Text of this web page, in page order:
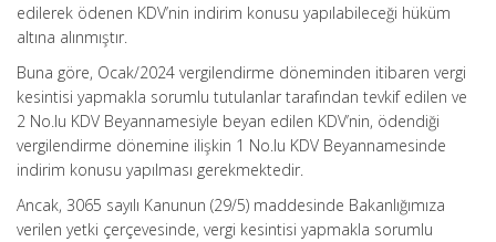
edilerek ödenen KDV’nin indirim konusu yapılabileceği hüküm
altına alınmıştır.
Buna göre, Ocak/2024 vergilendirme döneminden itibaren vergi
kesintisi yapmakla sorumlu tutulanlar tarafından tevkif edilen ve
2 No.lu KDV Beyannamesiyle beyan edilen KDV’nin, ödendiği
vergilendirme dönemine ilişkin 1 No.lu KDV Beyannamesinde
indirim konusu yapılması gerekmektedir.
Ancak, 3065 sayılı Kanunun (29/5) maddesinde Bakanlığımıza
verilen yetki çerçevesinde, vergi kesintisi yapmakla sorumlu